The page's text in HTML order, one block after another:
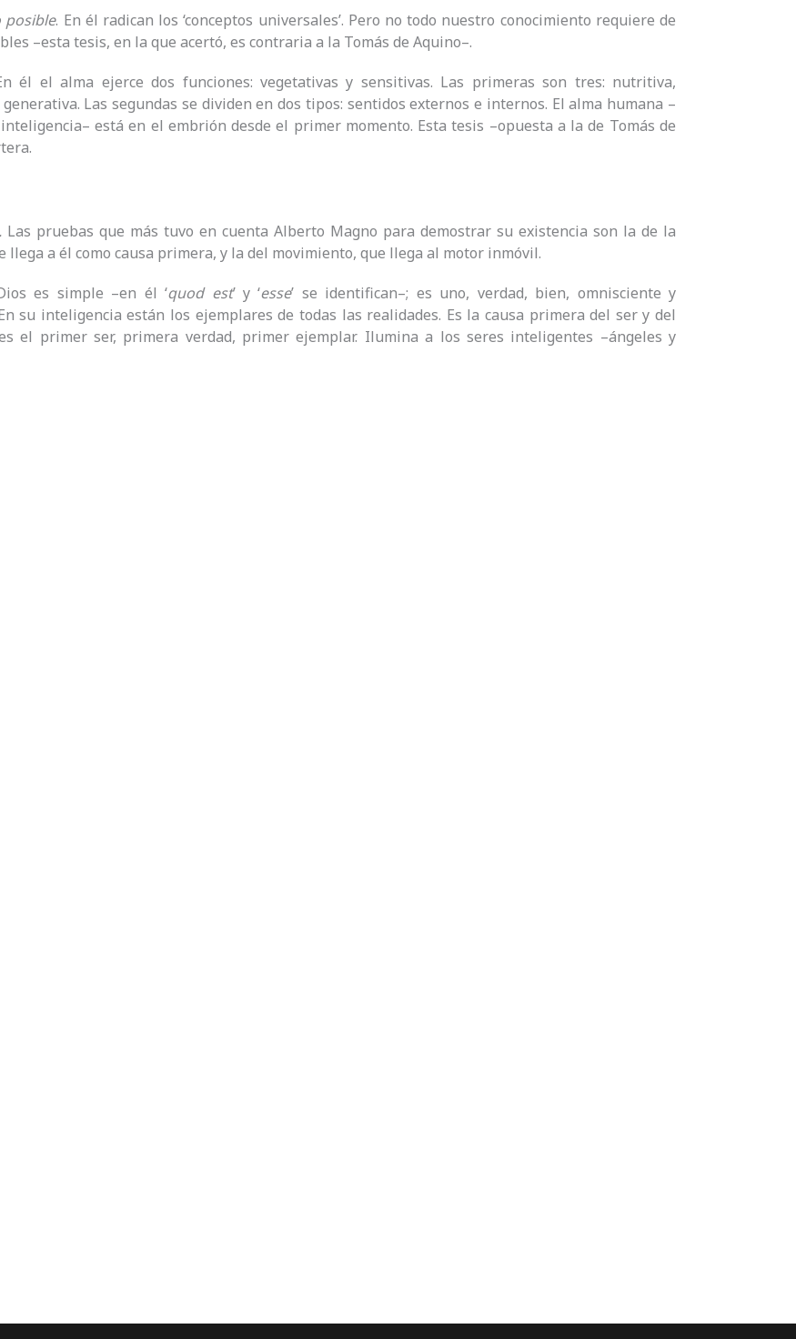
posible. En él radican los ‘conceptos universales’. Pero no todo nuestro conocimiento requiere de
–esta tesis, en la que acertó, es contraria a la Tomás de Aquino–.
él el alma ejerce dos funciones: vegetativas y sensitivas. Las primeras son tres: nutritiva,
Las segundas se dividen en dos tipos: sentidos externos e internos. El alma humana –
está en el embrión desde el primer momento. Esta tesis –opuesta a la de Tomás de
Las pruebas que más tuvo en cuenta Alberto Magno para demostrar su existencia son la de la
llega a él como causa primera, y la del movimiento, que llega al motor inmóvil.
es simple –en él ‘quod est’ y ‘esse’ se identifican–; es uno, verdad, bien, omnisciente y
su inteligencia están los ejemplares de todas las realidades. Es la causa primera del ser y del
el primer ser, primera verdad, primer ejemplar. Ilumina a los seres inteligentes –ángeles y